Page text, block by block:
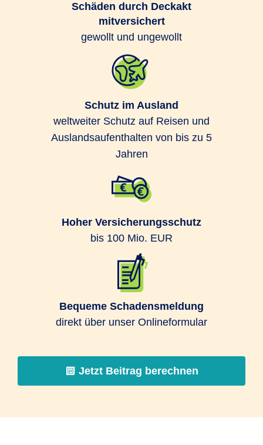
Schäden durch Deckakt
mitversichert
gewollt und ungewollt
Schutz im Ausland
weltweiter Schutz auf Reisen und
Auslandsaufenthalten von bis zu 5
Jahren
Hoher Versicherungsschutz
bis 100 Mio. EUR
Bequeme Schadensmeldung
direkt über unser Onlineformular
Jetzt Beitrag berechnen